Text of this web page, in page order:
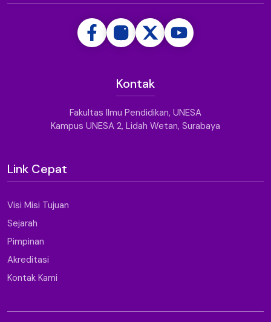
Kontak
Fakultas Ilmu Pendidikan, UNESA
Kampus UNESA 2, Lidah Wetan, Surabaya
Link Cepat
Visi Misi Tujuan
Sejarah
Pimpinan
Akreditasi
Kontak Kami